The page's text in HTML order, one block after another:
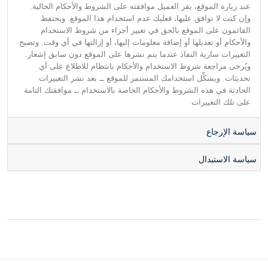
عند زيارة الموقع، يقر العميل موافقته على الشروط والأحكام الحالية.
وإن كنت لا توافق عليها، فعليك عدم استخدام هذا الموقع. ويحتفظ
القائمون على الموقع بالحق في تغيير أجزاء من شروط الاستخدام
والأحكام أو تعديلها أو إضافة معلومات إليها، أو إزالتها في أي وقت. وتصبح
التغييرات سارية النفاذ عندما يتم نشرها على الموقع دون سابق إشعار.
ويُرجى مراجعة شروط الاستخدام والأحكام بانتظام للاطلاع على أي
تحديثات. ويشكِّل استخدامك المستمر للموقع ــ بعد نشر التغييرات
الحادثة في هذه الشروط والأحكام الخاصة بالاستخدام ــ موافقتك التامة
على تلك التغييرات
سياسة الإرجاع
سياسة الاستبدال